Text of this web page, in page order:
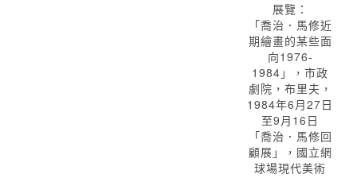
展覽：
「喬治．馬修近
期繪畫的某些面
向1976-
1984」，市政
劇院，布里夫，
1984年6月27日
至9月16日
「喬治．馬修回
顧展」，國立網
球場現代美術